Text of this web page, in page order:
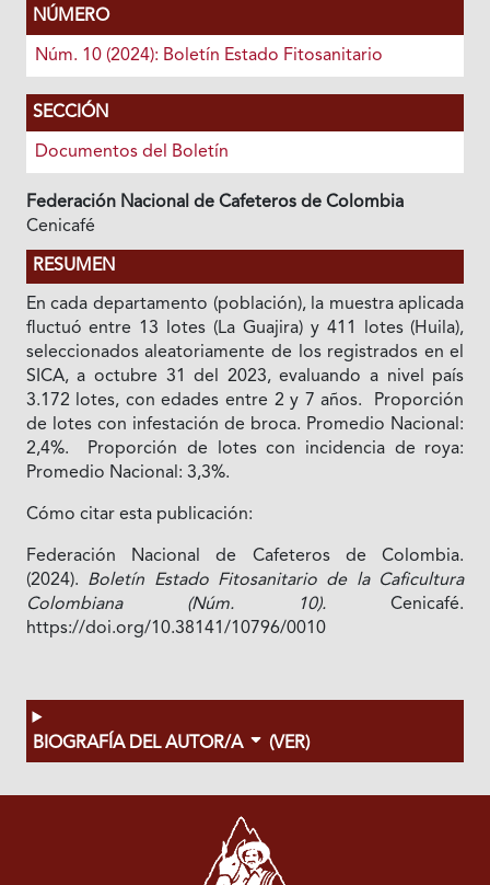
NÚMERO
Núm. 10 (2024): Boletín Estado Fitosanitario
SECCIÓN
Documentos del Boletín
Federación Nacional de Cafeteros de Colombia
Cenicafé
RESUMEN
En cada departamento (población), la muestra aplicada
fluctuó entre 13 lotes (La Guajira) y 411 lotes (Huila),
seleccionados aleatoriamente de los registrados en el
SICA, a octubre 31 del 2023, evaluando a nivel país
3.172 lotes, con edades entre 2 y 7 años. Proporción
de lotes con infestación de broca. Promedio Nacional:
2,4%. Proporción de lotes con incidencia de roya:
Promedio Nacional: 3,3%.
Cómo citar esta publicación:
Federación Nacional de Cafeteros de Colombia.
(2024). Boletín Estado Fitosanitario de la Caficultura
Colombiana (Núm. 10). Cenicafé.
https://doi.org/10.38141/10796/0010
BIOGRAFÍA DEL AUTOR/A (VER)